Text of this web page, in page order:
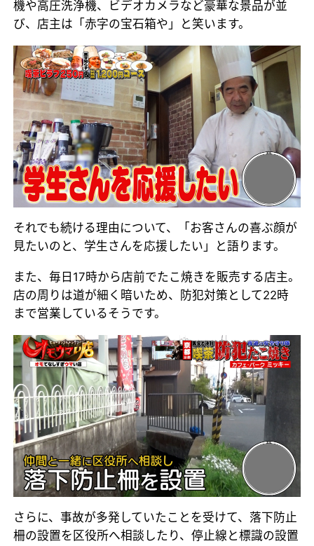
機や高圧洗浄機、ビデオカメラなど豪華な景品が並
び、店主は「赤字の宝石箱や」と笑います。
それでも続ける理由について、「お客さんの喜ぶ顔が
見たいのと、学生さんを応援したい」と語ります。
また、毎日17時から店前でたこ焼きを販売する店主。
店の周りは道が細く暗いため、防犯対策として22時
まで営業しているそうです。
さらに、事故が多発していたことを受けて、落下防止
柵の設置を区役所へ相談したり、停止線と標識の設置